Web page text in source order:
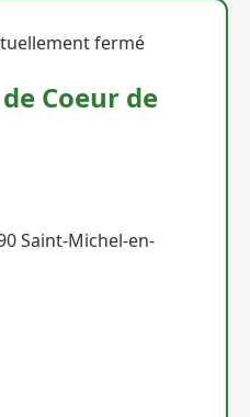
fermé
Coeur de
Saint-Michel-en-